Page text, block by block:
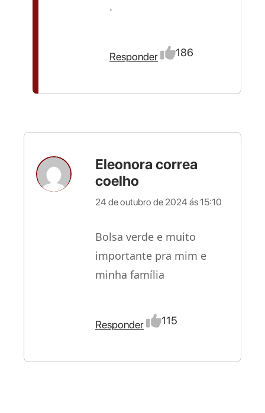
.
Responder 186
Eleonora correa
coelho
24 de outubro de 2024 ás 15:10
Bolsa verde e muito
importante pra mim e
minha família
Responder 115